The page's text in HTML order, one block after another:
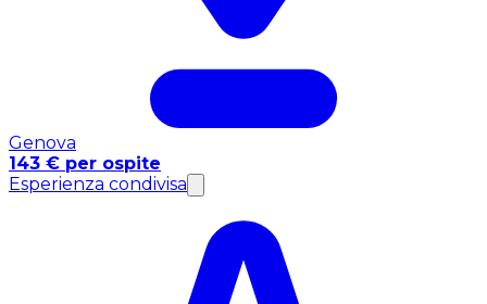
Genova
143 € per ospite
Esperienza condivisa